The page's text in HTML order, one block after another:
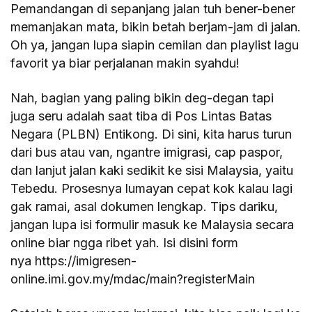
Pemandangan di sepanjang jalan tuh bener-bener
memanjakan mata, bikin betah berjam-jam di jalan.
Oh ya, jangan lupa siapin cemilan dan playlist lagu
favorit ya biar perjalanan makin syahdu!
Nah, bagian yang paling bikin deg-degan tapi
juga seru adalah saat tiba di Pos Lintas Batas
Negara (PLBN) Entikong. Di sini, kita harus turun
dari bus atau van, ngantre imigrasi, cap paspor,
dan lanjut jalan kaki sedikit ke sisi Malaysia, yaitu
Tebedu. Prosesnya lumayan cepat kok kalau lagi
gak ramai, asal dokumen lengkap. Tips dariku,
jangan lupa isi formulir masuk ke Malaysia secara
online biar ngga ribet yah. Isi disini form
nya https://imigresen-
online.imi.gov.my/mdac/main?registerMain